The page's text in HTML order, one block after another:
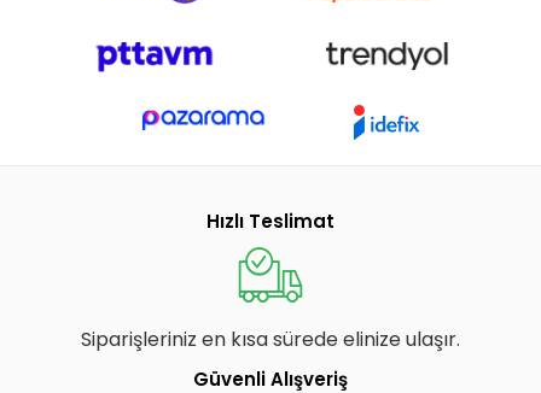
Hızlı Teslimat
Siparişleriniz en kısa sürede elinize ulaşır.
Güvenli Alışveriş